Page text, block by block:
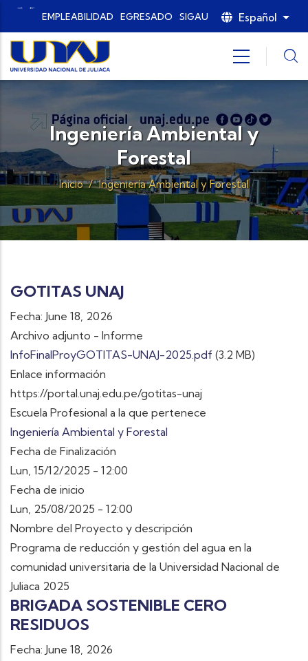
Pasar al contenido principal
EMPLEABILIDAD EGRESADO SIGAU Español
Ingeniería Ambiental y
Forestal
Inicio / Ingeniería Ambiental y Forestal
GOTITAS UNAJ
Fecha: June 18, 2026
Archivo adjunto - Informe
InfoFinalProyGOTITAS-UNAJ-2025.pdf (3.2 MB)
Enlace información
https://portal.unaj.edu.pe/gotitas-unaj
Escuela Profesional a la que pertenece
Ingeniería Ambiental y Forestal
Fecha de Finalización
Lun, 15/12/2025 - 12:00
Fecha de inicio
Lun, 25/08/2025 - 12:00
Nombre del Proyecto y descripción
Programa de reducción y gestión del agua en la
comunidad universitaria de la Universidad Nacional de
Juliaca 2025
BRIGADA SOSTENIBLE CERO
RESIDUOS
Fecha: June 18, 2026